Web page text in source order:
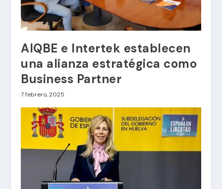
AIQBE e Intertek establecen
una alianza estratégica como
Business Partner
7 febrero, 2025